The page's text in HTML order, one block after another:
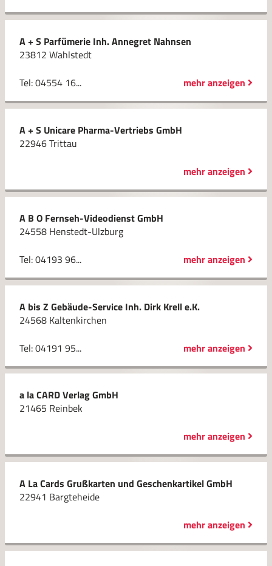
A + S Parfümerie Inh. Annegret Nahnsen
23812 Wahlstedt
Tel: 04554 16...
mehr anzeigen
A + S Unicare Pharma-Vertriebs GmbH
22946 Trittau
mehr anzeigen
A B O Fernseh-Videodienst GmbH
24558 Henstedt-Ulzburg
Tel: 04193 96...
mehr anzeigen
A bis Z Gebäude-Service Inh. Dirk Krell e.K.
24568 Kaltenkirchen
Tel: 04191 95...
mehr anzeigen
a la CARD Verlag GmbH
21465 Reinbek
mehr anzeigen
A La Cards Grußkarten und Geschenkartikel GmbH
22941 Bargteheide
mehr anzeigen